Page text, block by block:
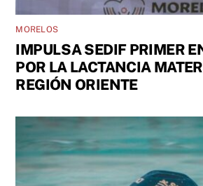
MORELOS
IMPULSA SEDIF PRIMER
POR LA LACTANCIA
REGIÓN ORIENTE